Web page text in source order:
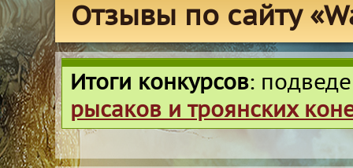
Отзывы по сайту
Итоги конкурсов:
рысаков и троянских